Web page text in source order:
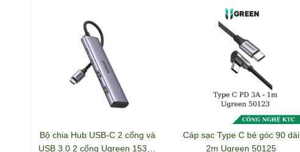
Bộ chia Hub USB-C 2 cổng và
USB 3.0 2 cổng Ugreen 15395
Cáp sạc Type C bẻ góc 90 dài
2m Ugreen 50125